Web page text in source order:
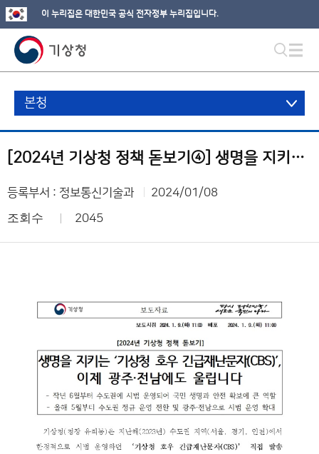
이 누리집은 대한민국 공식 전자정부 누리집입니다.
본청
[2024년 기상청 정책 돋보기④] 생명을 지키는 ‘호우 긴급재난문자(CBS), 이제 광주·전남에도 울립니다
등록부서 : 정보통신기술과 2024/01/08
조회수 2045